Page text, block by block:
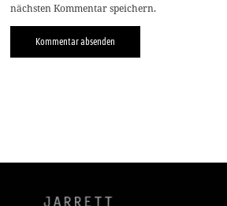
nächsten Kommentar speichern.